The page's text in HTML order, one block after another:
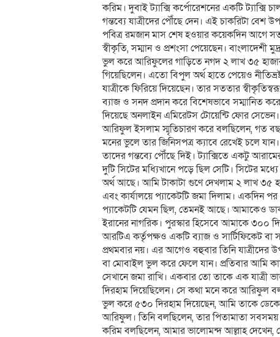
করিম। দুবাই ট্যাক্সি কর্পোরেশনের একটি
গন্তব্যে যাত্রীদের পৌঁছে দেন। এই চাকরিটা
পবিত্র রমজান মাস শেষ হওয়ার কয়েকদিন আগে
স্বীকৃতি, সম্মান ও প্রশংসা পেয়েছেন। বাংলাদেশী
ভুল করে আরিফুলের গাড়িতে নগদ ২ লাখ ৩৫ হাজার
গিয়েছিলেন। এতো বিপুল অর্থ হাতে পেয়েও
যাত্রীকে ফিরিয়ে দিয়েছেন। তার সততার
ব্যাজ ও সনদ প্রদান করে বিশেষভাবে সম্মানিত
দিয়েছে অনলাইন এমিরেটস টোয়েন্টি ফোর সেভেন।
আরিফুল ইসলাম স্মৃতিচারণ করে বলছিলেন, গত
মনের ভুলে তার জিনিসপত্র ক্যাবে রেখেই চলে
তাদের গন্তব্যে পৌঁছে দিই। ট্যাক্সিতে একটু
দুটি সিটের মধ্যিখানে পড়ে ছিল সেটি। সিটের
অর্থ আছে। আমি টাকাটা গুণে দেখলাম ২ লাখ ৩৫
এবং কার্যালয়ে প্যাকেটটি জমা দিলাম। একদিন
প্যাকেটটি যেমন ছিল, তেমনই আছে। আমাকেও
ইরানের নাগরিক। পুরস্কার হিসেবে আমাকে ৩০০
আরটিএ কর্তৃপক্ষও একটি ব্যাজ ও সার্টিফিকেট
প্রথমবার নয়। এর আগেও বহুবার তিনি যাত্রীদের
বা মোবাইল ভুল করে ফেলে যান। প্রতিবার আমি
সেখানে জমা রাখি। একবার তো তাকে এক যাত্রী
দিরহাম দিয়েছিলেন। সে কথা মনে করে আরিফুল
ভুল করে ৫৩০ দিরহাম দিয়েছেন, আমি তাকে ডেকে
আরিফুল। তিনি বলছিলেন, তার পিতামাতা সবসময়
করিম বলছিলেন, আমার ভালোমন্দ আল্লাহ দেখেন,